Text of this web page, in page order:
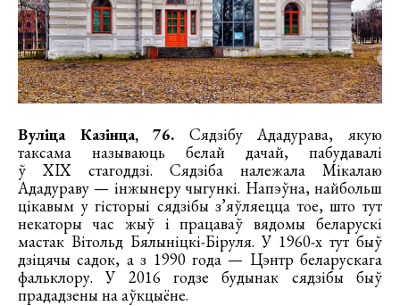
Вуліца Казінца, 76. Сядзібу Ададурава, якую
таксама называюць белай дачай, пабудавалі
ў XIX стагоддзі. Сядзіба належала Мікалаю
Ададураву — інжынеру чыгункі. Напэўна, найбольш
цікавым у гісторыі сядзібы з’яўляецца тое, што тут
некаторы час жыў і працаваў вядомы беларускі
мастак Вітольд Бялыніцкі-Біруля. У 1960-х тут быў
дзіцячы садок, а з 1990 года — Цэнтр беларускага
фальклору. У 2016 годзе будынак сядзібы быў
прададзены на аўкцыёне.